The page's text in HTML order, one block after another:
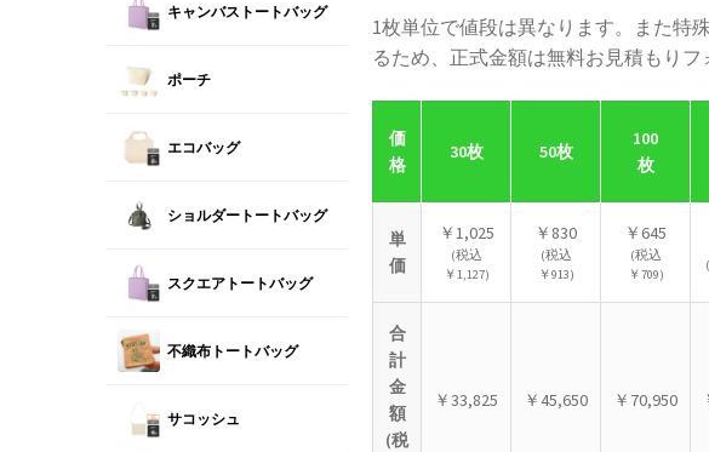
1枚単位で値段は異なります。また特
るため、正式金額は無料お見積もりフ
価
格
30枚 50枚
100
枚
単
価
￥1,025
(税込
￥1,127)
￥830
(税込
￥913)
￥645
(税込
￥709)
合
計
金
額
(税
￥33,825 ￥45,650 ￥70,950
キャンバストートバッグ
ポーチ
エコバッグ
ショルダートートバッグ
スクエアトートバッグ
不織布トートバッグ
サコッシュ